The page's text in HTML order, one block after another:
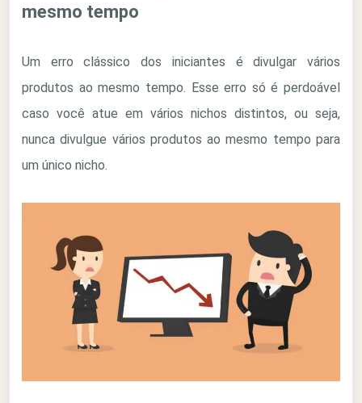
mesmo tempo
Um erro clássico dos iniciantes é divulgar vários
produtos ao mesmo tempo. Esse erro só é perdoável
caso você atue em vários nichos distintos, ou seja,
nunca divulgue vários produtos ao mesmo tempo para
um único nicho.